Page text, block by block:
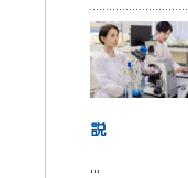
説
...